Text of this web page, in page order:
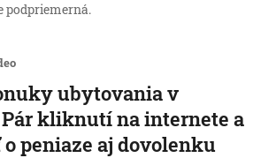
podpriemerná.
ubytovania v
kliknutí na internete a
peniaze aj dovolenku